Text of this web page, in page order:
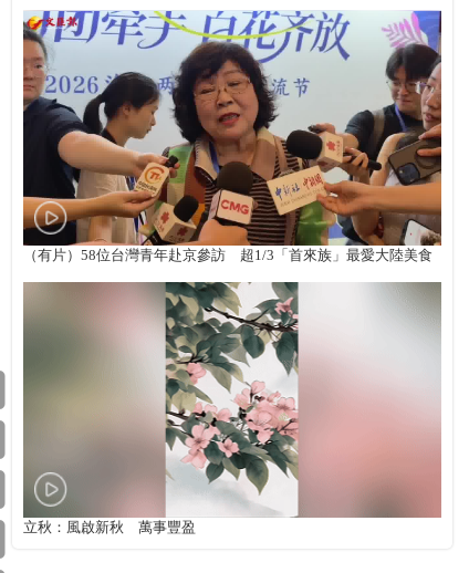
（有片）58位台灣青年赴京參訪 超1/3「首來族」最愛大陸美食
立秋：風啟新秋 萬事豐盈